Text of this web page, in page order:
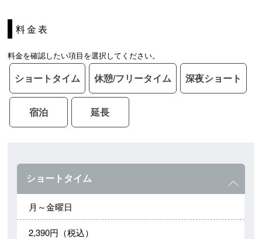
料金表
料金を確認したい項目を選択してください。
ショートタイム 休憩/フリータイム 深夜ショート
宿泊 延長
ショートタイム
月～金曜日
2,390円（税込）